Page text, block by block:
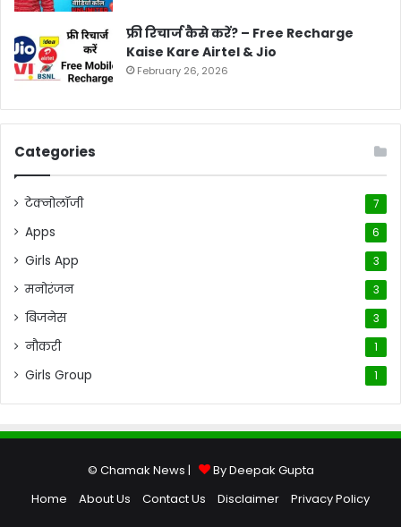
फ्री रिचार्ज कैसे करें? – Free Recharge
Kaise Kare Airtel & Jio
February 26, 2026
Categories
टेक्नोलॉजी 7
Apps 6
Girls App 3
मनोरंजन 3
बिजनेस 3
नौकरी 1
Girls Group 1
© Chamak News |
By Deepak Gupta
Home
About Us Contact Us Disclaimer Privacy Policy